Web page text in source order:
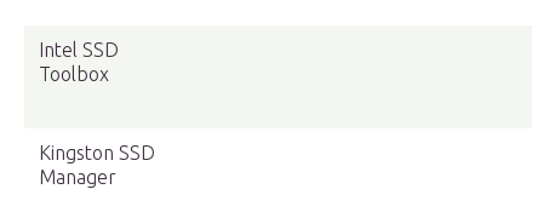
Intel SSD
Toolbox
Kingston SSD
Manager